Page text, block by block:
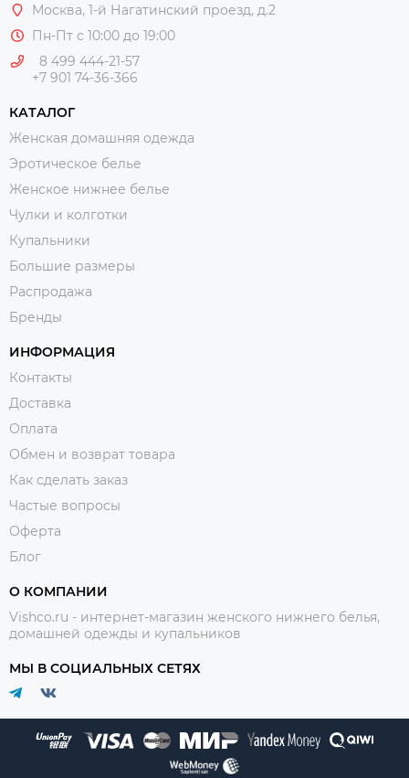
Москва, 1-й Нагатинский проезд, д.2
Пн-Пт с 10:00 до 19:00
8 499 444-21-57
+7 901 74-36-366
КАТАЛОГ
Женская домашняя одежда
Эротическое белье
Женское нижнее белье
Чулки и колготки
Купальники
Большие размеры
Распродажа
Бренды
ИНФОРМАЦИЯ
Контакты
Доставка
Оплата
Обмен и возврат товара
Как сделать заказ
Частые вопросы
Оферта
Блог
О КОМПАНИИ
Vishco.ru - интернет-магазин женского нижнего белья,
домашней одежды и купальников
МЫ В СОЦИАЛЬНЫХ СЕТЯХ